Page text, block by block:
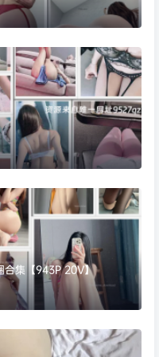
合集【943P 20V】